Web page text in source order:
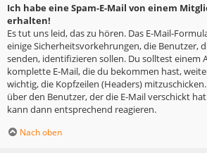
Ich habe eine Spam-E-Mail von einem
erhalten!
Es tut uns leid, das zu hören. Das E-Mail-
einige Sicherheitsvorkehrungen, die Benutzer,
senden, identifizieren sollen. Du solltest einem
komplette E-Mail, die du bekommen hast,
wichtig, die Kopfzeilen (Headers)
über den Benutzer, der die E-Mail verschickt
kann dann entsprechend reagieren.
Nach oben